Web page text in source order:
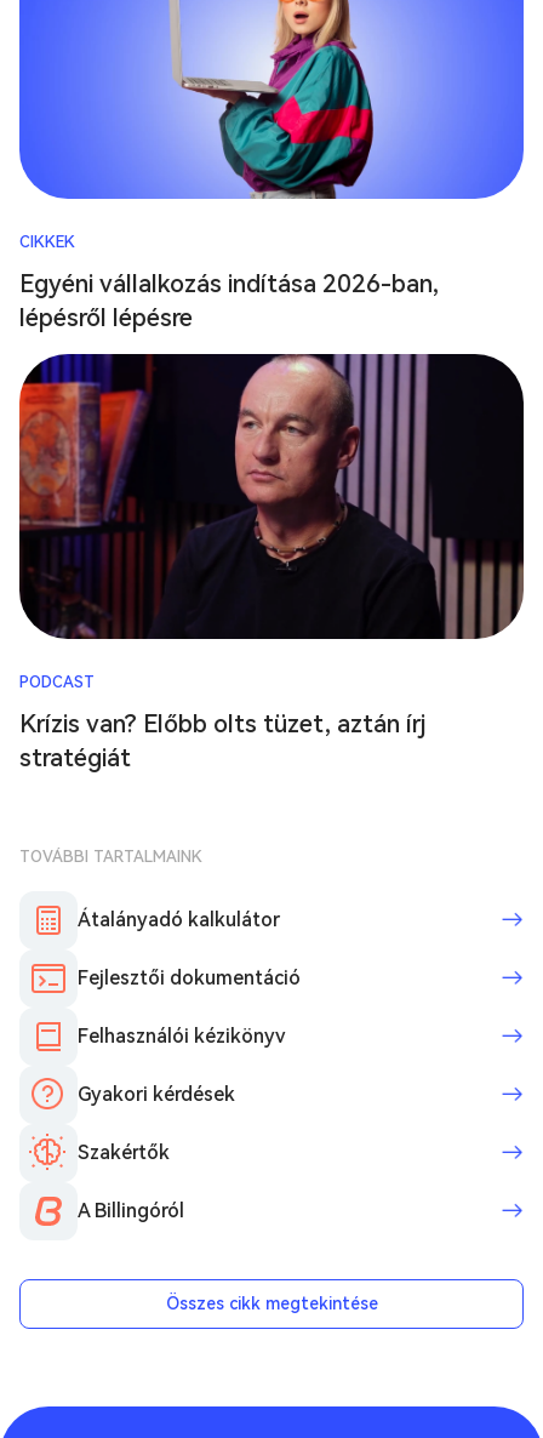
CIKKEK
Egyéni vállalkozás indítása 2026-ban,
lépésről lépésre
PODCAST
Krízis van? Előbb olts tüzet, aztán írj
stratégiát
TOVÁBBI TARTALMAINK
Átalányadó kalkulátor
Fejlesztői dokumentáció
Felhasználói kézikönyv
Gyakori kérdések
Szakértők
A Billingóról
Összes cikk megtekintése